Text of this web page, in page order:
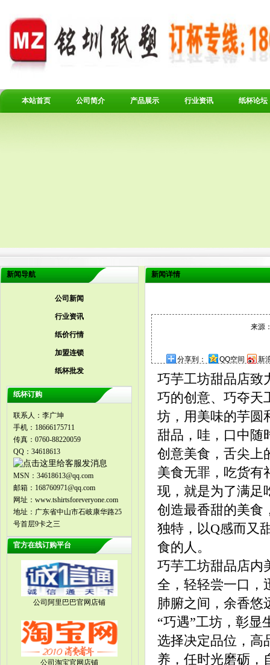
本站首页 公司简介 产品展示 行业资讯 纸杯论坛
新闻导航
公司新闻
行业资讯
纸价行情
加盟连锁
纸杯批发
纸杯订购
联系人：李广坤
手机：18666175711
传真：0760-88220059
QQ：34618613
MSN：34618613@qq.com
邮箱：168760971@qq.com
网址：www.tshirtsforeveryone.com
地址：广东省中山市石岐康华路25
号首层9卡之三
官方在线订购平台
公司阿里巴巴官网店铺
公司淘宝官网店铺
新闻详情
来源
分享到： QQ空间 新
巧芋工坊甜品店致
巧的创意、巧夺天
坊，用美味的芋圆
甜品，哇，口中随
创意美食，舌尖上
美食无罪，吃货有
现，就是为了满足
创造最香甜的美食
独特，以Q感而又
食的人。
巧芋工坊甜品店内
全，轻轻尝一口，
肺腑之间，余香
“巧遇”工坊，彰显
选择决定品位，高
养，任时光磨砺，